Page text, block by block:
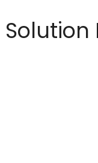
Solution